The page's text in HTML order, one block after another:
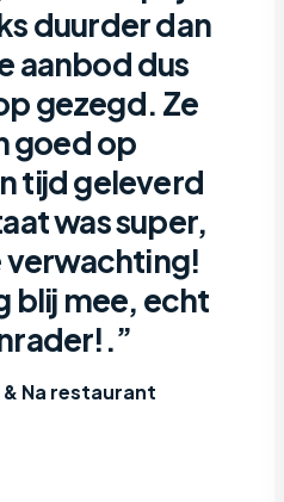
duurder dan
aanbod dus
gezegd. Ze
goed op
tijd geleverd
was super,
verwachting!
blij mee, echt
Na restaurant